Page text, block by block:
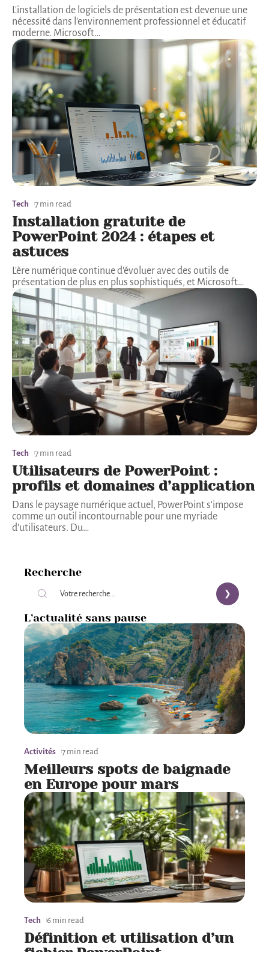
L'installation de logiciels de présentation est devenue une
nécessité dans l'environnement professionnel et éducatif
moderne. Microsoft…
Tech 7 min read
Installation gratuite de
PowerPoint 2024 : étapes et
astuces
L'ère numérique continue d'évoluer avec des outils de
présentation de plus en plus sophistiqués, et Microsoft…
Tech 7 min read
Utilisateurs de PowerPoint :
profils et domaines d’application
Dans le paysage numérique actuel, PowerPoint s'impose
comme un outil incontournable pour une myriade
d'utilisateurs. Du…
Recherche
L’actualité sans pause
Activités 7 min read
Meilleurs spots de baignade
en Europe pour mars
Tech 6 min read
Définition et utilisation d’un
fichier PowerPoint